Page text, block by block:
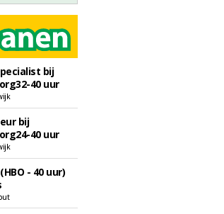
bij
40 uur
bij
40 uur
- 40 uur)